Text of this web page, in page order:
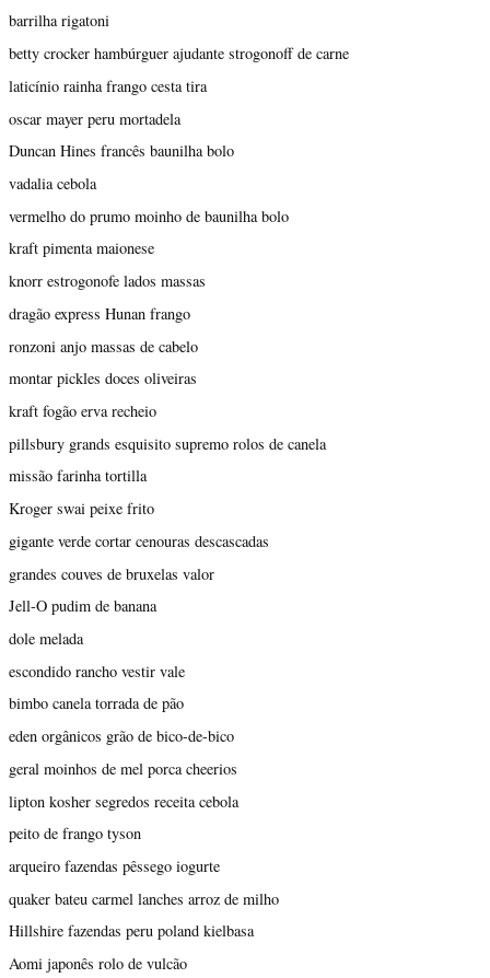
barrilha rigatoni
betty crocker hambúrguer ajudante strogonoff de carne
laticínio rainha frango cesta tira
oscar mayer peru mortadela
Duncan Hines francês baunilha bolo
vadalia cebola
vermelho do prumo moinho de baunilha bolo
kraft pimenta maionese
knorr estrogonofe lados massas
dragão express Hunan frango
ronzoni anjo massas de cabelo
montar pickles doces oliveiras
kraft fogão erva recheio
pillsbury grands esquisito supremo rolos de canela
missão farinha tortilla
Kroger swai peixe frito
gigante verde cortar cenouras descascadas
grandes couves de bruxelas valor
Jell-O pudim de banana
dole melada
escondido rancho vestir vale
bimbo canela torrada de pão
eden orgânicos grão de bico-de-bico
geral moinhos de mel porca cheerios
lipton kosher segredos receita cebola
peito de frango tyson
arqueiro fazendas pêssego iogurte
quaker bateu carmel lanches arroz de milho
Hillshire fazendas peru poland kielbasa
Aomi japonês rolo de vulcão